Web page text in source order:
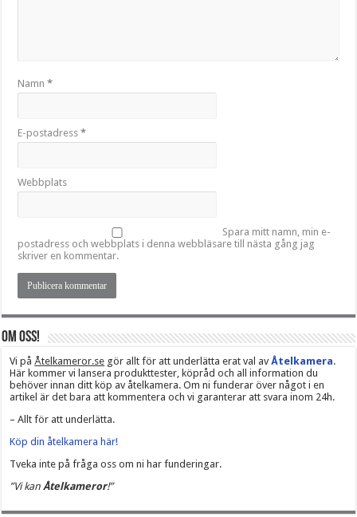
Namn*
E-postadress*
Webbplats
Spara mitt namn, min e-
postadress och webbplats i denna webbläsare till nästa gång jag
skriver en kommentar.
Om oss!
Vi på Åtelkameror.se gör allt för att underlätta erat val avÅtelkamera.
Här kommer vi lansera produkttester, köpråd och all information du
behöver innan ditt köp av åtelkamera. Om ni funderar över något i en
artikel är det bara att kommentera och vi garanterar att svara inom 24h.
– Allt för att underlätta.
Köp din åtelkamera här!
Tveka inte på fråga oss om ni har funderingar.
”Vi kanÅtelkameror!”